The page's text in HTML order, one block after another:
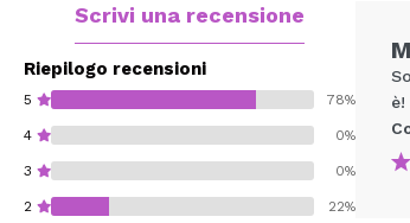
Scrivi una recensione
Riepilogo recensioni
5 78%
4 0%
3 0%
2 22%
è!